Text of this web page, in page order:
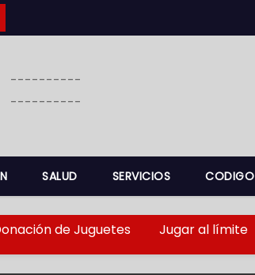
----------
----------
SALUD SERVICIOS CODIGO
de Juguetes Jugar al límite